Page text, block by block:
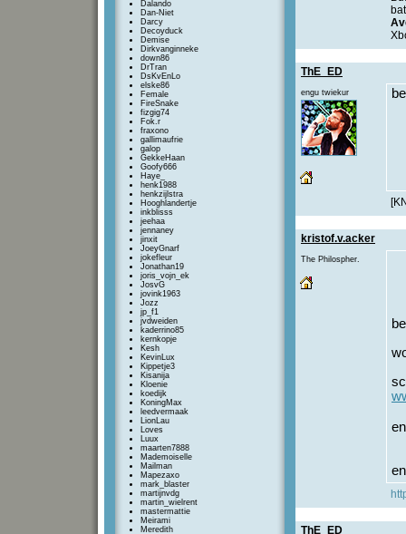
Dalando
Dan-Niet
Darcy
Decoyduck
Demise
Dirkvanginneke
down86
DrTran
DsKvEnLo
elske86
Female
FireSnake
fizgig74
Fok.r
fraxono
gallimaufrie
galop
GekkeHaan
Goofy666
Haye_
henk1988
henkzijlstra
Hooghlandertje
inkblisss
jeehaa
jennaney
jinxit
JoeyGnarf
jokefleur
Jonathan19
joris_vojn_ek
JosvG
jovink1963
Jozz
jp_f1
jvdweiden
kaderrino85
kernkopje
Kesh
KevinLux
Kippetje3
Kisanija
Kloenie
koedijk
KoningMax
leedvermaak
LionLau
Loves
Luux
maarten7888
Mademoiselle
Mailman
Mapezaxo
mark_blaster
martijnvdg
martin_wielrent
mastermattie
Meirami
Meredith
ThE_ED
engu twiekur
kristof.v.acker
The Philospher.
ThE_ED